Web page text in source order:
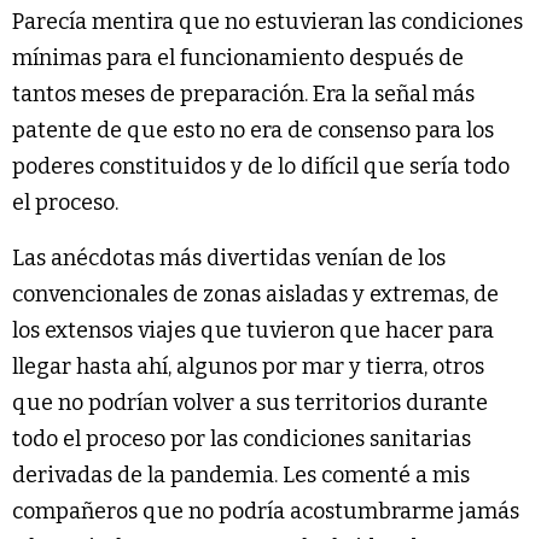
Parecía mentira que no estuvieran las condiciones
mínimas para el funcionamiento después de
tantos meses de preparación. Era la señal más
patente de que esto no era de consenso para los
poderes constituidos y de lo difícil que sería todo
el proceso.
Las anécdotas más divertidas venían de los
convencionales de zonas aisladas y extremas, de
los extensos viajes que tuvieron que hacer para
llegar hasta ahí, algunos por mar y tierra, otros
que no podrían volver a sus territorios durante
todo el proceso por las condiciones sanitarias
derivadas de la pandemia. Les comenté a mis
compañeros que no podría acostumbrarme jamás